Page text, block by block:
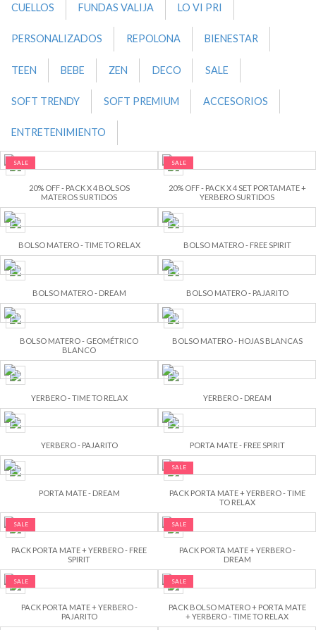
CUELLOS FUNDAS VALIJA LO VI PRI
PERSONALIZADOS REPOLONA BIENESTAR
TEEN BEBE ZEN DECO SALE
SOFT TRENDY SOFT PREMIUM ACCESORIOS
ENTRETENIMIENTO
SALE
20% OFF - PACK X 4 BOLSOS
MATEROS SURTIDOS
SALE
20% OFF - PACK X 4 SET PORTAMATE +
YERBERO SURTIDOS
BOLSO MATERO - TIME TO RELAX BOLSO MATERO - FREE SPIRIT
BOLSO MATERO - DREAM BOLSO MATERO - PAJARITO
BOLSO MATERO - GEOMÉTRICO
BLANCO
BOLSO MATERO - HOJAS BLANCAS
YERBERO - TIME TO RELAX YERBERO - DREAM
YERBERO - PAJARITO PORTA MATE - FREE SPIRIT
PORTA MATE - DREAM
SALE
PACK PORTA MATE + YERBERO - TIME
TO RELAX
SALE
PACK PORTA MATE + YERBERO - FREE
SPIRIT
SALE
PACK PORTA MATE + YERBERO -
DREAM
SALE
PACK PORTA MATE + YERBERO -
PAJARITO
SALE
PACK BOLSO MATERO + PORTA MATE
+ YERBERO - TIME TO RELAX